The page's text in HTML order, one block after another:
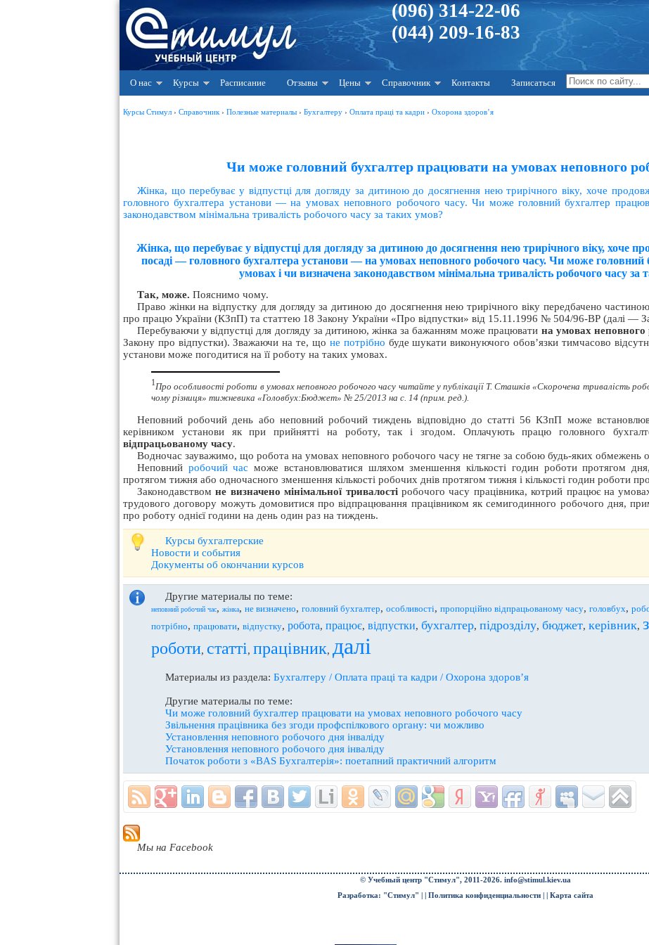
(096) 314-22-06
(044) 209-16-83
О нас Курсы Расписание Отзывы Цены Справочник Контакты Записаться
Курсы Стимул › Справочник › Полезные материалы › Бухгалтеру › Оплата праці та кадри › Охорона здоров’я
Чи може головний бухгалтер працювати на умовах неповного
Жінка, що перебуває у відпустці для догляду за дитиною до досягнення нею трирічного віку, хоче
головного бухгалтера установи — на умовах неповного робочого часу. Чи може головний бухгалтер
законодавством мінімальна тривалість робочого часу за таких умов?
Жінка, що перебуває у відпустці для догляду за дитиною до досягнення нею трирічного віку, хоче
посаді — головного бухгалтера установи — на умовах неповного робочого часу. Чи може
умовах і чи визначена законодавством мінімальна тривалість робочого часу за
Так, може. Пояснимо чому.
Право жінки на відпустку для догляду за дитиною до досягнення нею трирічного віку передбачено
про працю України (КЗпП) та статтею 18 Закону України «Про відпустки» від 15.11.1996 № 504/96-ВР (далі —
Перебуваючи у відпустці для догляду за дитиною, жінка за бажанням може працювати на умовах неповного
Закону про відпустки). Зважаючи на те, що не потрібно буде шукати виконуючого обов’язки тимчасово
установи може погодитися на її роботу на таких умовах.
1Про особливості роботи в умовах неповного робочого часу читайте у публікації Т. Сташків «Скорочена тривалість
чому різниця» тижневика «Головбух:Бюджет» № 25/2013 на с. 14 (прим. ред.).
Неповний робочий день або неповний робочий тиждень відповідно до статті 56 КЗпП може
керівником установи як при прийнятті на роботу, так і згодом. Оплачують працю головного
відпрацьованому часу.
Водночас зауважимо, що робота на умовах неповного робочого часу не тягне за собою будь-яких обмежень
Неповний робочий час може встановлюватися шляхом зменшення кількості годин роботи протягом
протягом тижня або одночасного зменшення кількості робочих днів протягом тижня і кількості годин роботи
Законодавствомне визначено мінімальної тривалостіробочого часу працівника, котрий працює на
трудового договору можуть домовитися про відпрацювання працівником як семигодинного робочого дня,
про роботу однієї години на день один раз на тиждень.
Курсы бухгалтерские
Новости и события
Документы об окончании курсов
Другие материалы по теме:
неповний робочий час, жінка, не визначено, головний бухгалтер, особливості, пропорційно відпрацьованому часу, головбух,
потрібно, працювати, відпустку, робота, працює, відпустки, бухгалтер, підрозділу, бюджет, керівник,
роботи, статті, працівник, далі
Материалы из раздела: Бухгалтеру / Оплата праці та кадри / Охорона здоров’я
Другие материалы по теме:
Чи може головний бухгалтер працювати на умовах неповного робочого часу
Звільнення працівника без згоди профспілкового органу: чи можливо
Установлення неповного робочого дня інваліду
Установлення неповного робочого дня інваліду
Початок роботи з «BAS Бухгалтерія»: поетапний практичний алгоритм
Мы на Facebook
© Учебный центр "Стимул", 2011-2026. info@stimul.kiev.ua
Разработка: "Стимул" | | Политика конфиденциальности| | Карта сайта